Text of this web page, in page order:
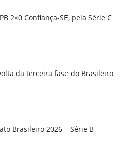
2×0 Confiança-SE, pela Série C
da terceira fase do Brasileiro
Brasileiro 2026 – Série B